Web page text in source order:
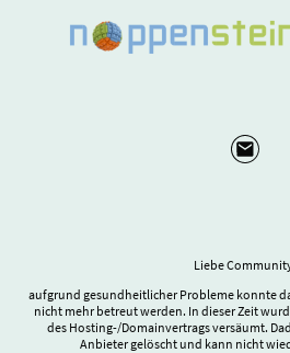
Liebe
aufgrund gesundheitlicher Probleme konnte
nicht mehr betreut werden. In dieser Zeit
des Hosting-/Domainvertrags versäumt.
Anbieter gelöscht und kann nicht